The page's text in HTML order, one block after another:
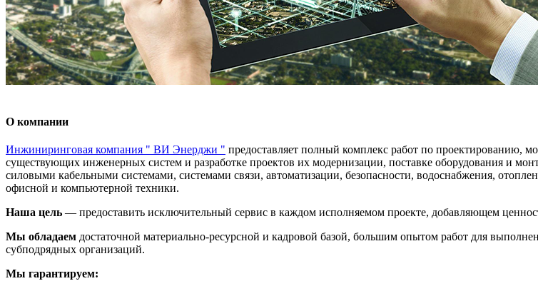
О компании
Инжиниринговая компания " ВИ Энерджи " предоставляет полный комплекс работ по проектированию,
существующих инженерных систем и разработке проектов их модернизации, поставке оборудования и
силовыми кабельными системами, системами связи, автоматизации, безопасности, водоснабжения,
офисной и компьютерной техники.
Наша цель — предоставить исключительный сервис в каждом исполняемом проекте, добавляющем
Мы обладаем достаточной материально-ресурсной и кадровой базой, большим опытом работ для
субподрядных организаций.
Мы гарантируем: